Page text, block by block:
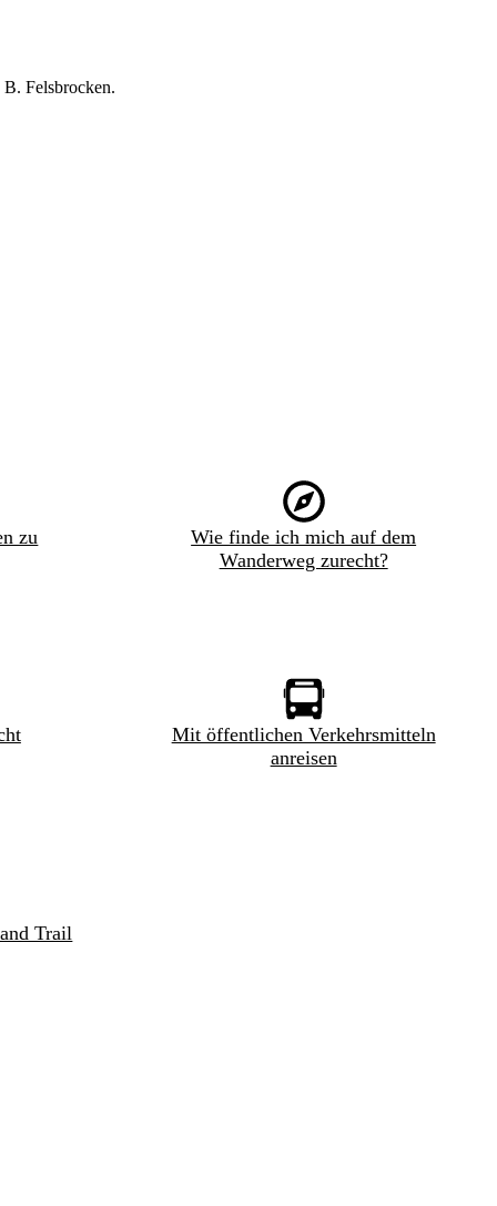
Felsbrocken.
zu
Wie finde ich mich auf dem
Wanderweg zurecht?
Mit öffentlichen Verkehrsmitteln
anreisen
Trail